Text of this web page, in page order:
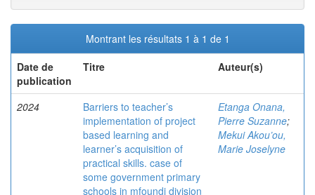
Montrant les résultats 1 à 1 de 1
Date de
publication
Titre Auteur(s)
2024
Barriers to teacher’s
implementation of project
based learning and
learner’s acquisition of
practical skills. case of
some government primary
schools in mfoundi division
Etanga Onana,
Pierre Suzanne;
Mekui Akou’ou,
Marie Joselyne